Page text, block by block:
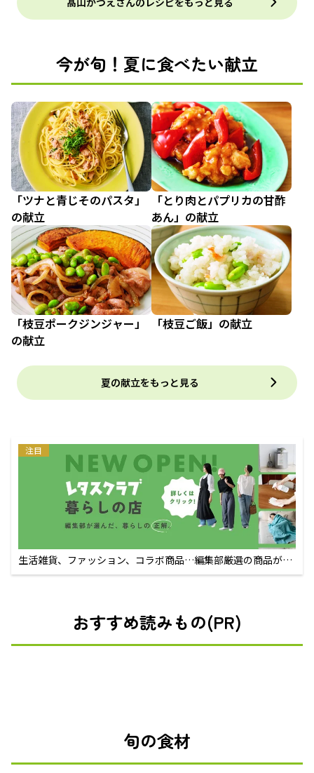
今が旬！夏に食べたい献立
「ツナと青じそのパスタ」
の献立
「とり肉とパプリカの甘酢
あん」の献立
「枝豆ポークジンジャー」
の献立
「枝豆ご飯」の献立
夏の献立をもっと見る
注目
生活雑貨、ファッション、コラボ商品…編集部厳選の商品が買
えるECサイト
おすすめ読みもの(PR)
旬の食材